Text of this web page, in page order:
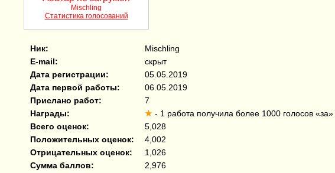
Mischling
Статистика голосований
Ник:
Mischling
E-mail:
скрыт
Дата регистрации:
05.05.2019
Дата первой работы:
06.05.2019
Прислано работ:
7
Награды:
★ - 1 работа получила более 1000 голосов «за»
Всего оценок:
5,028
Положительных оценок:
4,002
Отрицательных оценок:
1,026
Сумма баллов:
2,976